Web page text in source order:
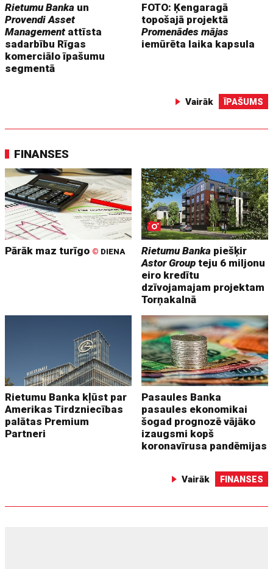
Rietumu Banka un
Provendi Asset
Management attīsta
sadarbību Rīgas
komerciālo īpašumu
segmentā
FOTO: Ķengaragā
topošajā projektā
Promenādes mājas
iemūrēta laika kapsula
Vairāk ĪPAŠUMS
FINANSES
Pārāk maz turīgo © DIENA Rietumu Banka piešķir
Astor Group teju 6 miljonu
eiro kredītu
dzīvojamajam projektam
Torņakalnā
Rietumu Banka kļūst par
Amerikas Tirdzniecības
palātas Premium
Partneri
Pasaules Banka
pasaules ekonomikai
šogad prognozē vājāko
izaugsmi kopš
koronavīrusa pandēmijas
Vairāk FINANSES